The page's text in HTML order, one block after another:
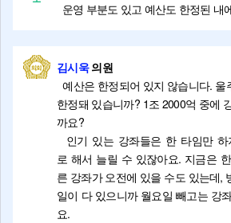
운영 부분도 있고 예산도 한정된
김시욱의원
예산은 한정되어 있지 않습니다. 울
한정돼 있습니까? 1조 2000억 중에
까요?
인기 있는 강좌들은 한 타임만
로 해서 늘릴 수 있잖아요. 지금은
른 강좌가 오전에 있을 수도 있는데,
일이 다 있으니까 월요일 빼고는 강
요.